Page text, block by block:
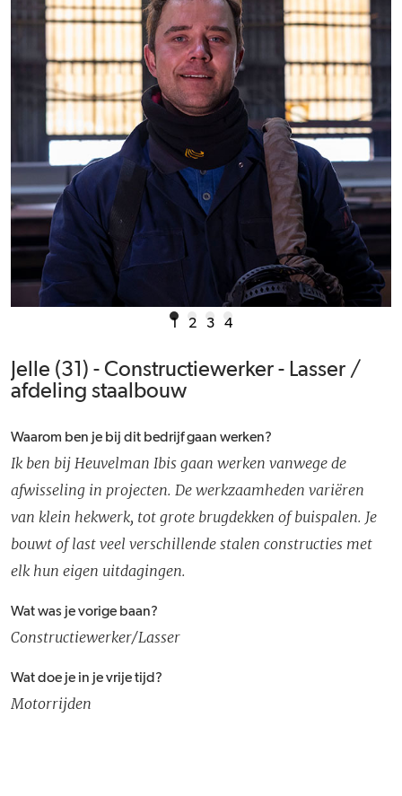
1 2 3 4
Jelle (31) - Constructiewerker - Lasser /
afdeling staalbouw
Waarom ben je bij dit bedrijf gaan werken?
Ik ben bij Heuvelman Ibis gaan werken vanwege de
afwisseling in projecten. De werkzaamheden variëren
van klein hekwerk, tot grote brugdekken of buispalen. Je
bouwt of last veel verschillende stalen constructies met
elk hun eigen uitdagingen.
Wat was je vorige baan?
Constructiewerker/Lasser
Wat doe je in je vrije tijd?
Motorrijden